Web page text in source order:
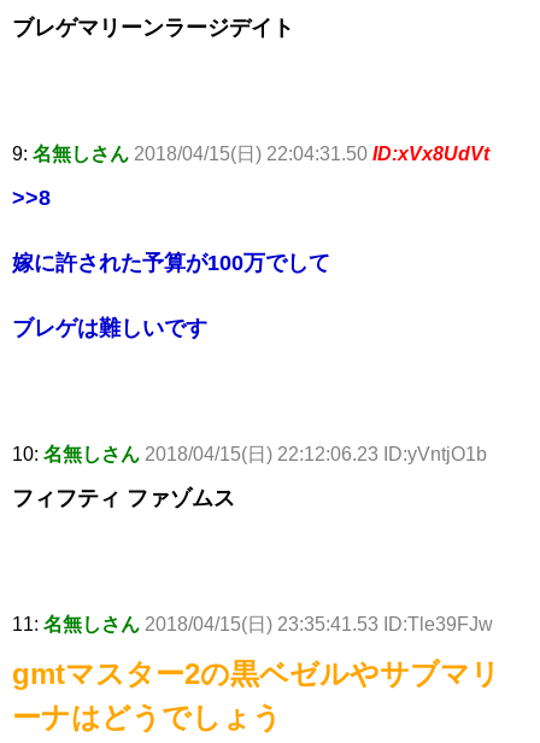
ブレゲマリーンラージデイト
9: 名無しさん 2018/04/15(日) 22:04:31.50 ID:xVx8UdVt
>>8
嫁に許された予算が100万でして
ブレゲは難しいです
10: 名無しさん 2018/04/15(日) 22:12:06.23 ID:yVntjO1b
フィフティ ファゾムス
11: 名無しさん 2018/04/15(日) 23:35:41.53 ID:Tle39FJw
gmtマスター2の黒ベゼルやサブマリ
ーナはどうでしょう